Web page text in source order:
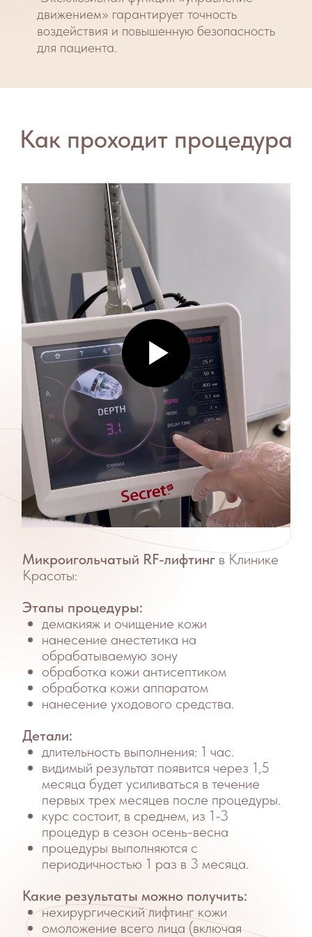
видимый результат появится через 1,5
месяца будет усиливаться в течение
первых трех месяцев после процедуры.
курс состоит, в среднем, из 1-3
омоложение всего лица (включая
подвижное веко, шею, зону декольте,
область под глазами, кончик носа)
улучшение качества кожи, повышение
тонуса и эластичности
коррекция шрамов, рубцов, постакне
сокращение расширенных пор,
повышенной жирности кожи
удаление гиперпигментации
лечение гравитационного птоза (в т.ч.
«двойной подбородок»)
выравнивание рельефа и цвета кожи
лечение гипергидроза (потливости)
уменьшение стрий (растяжек)
снижение визуализации сосудистой
сетки («звездочек»).
Часто задаваемые
вопросы